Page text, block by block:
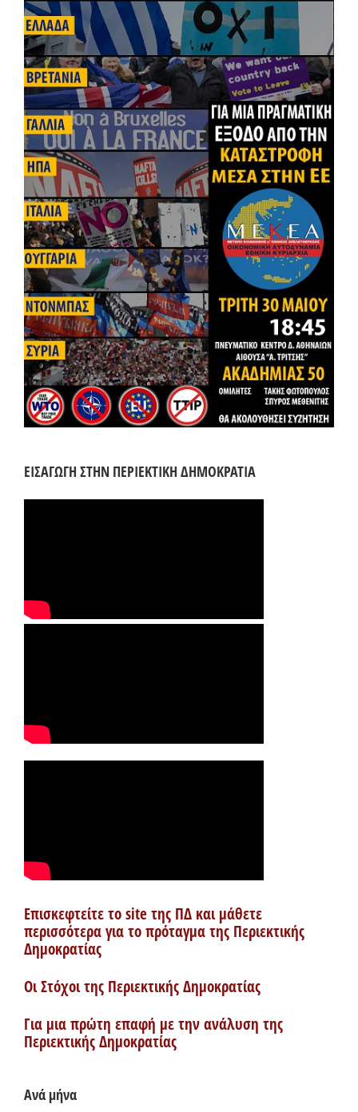
ΕΙΣΑΓΩΓΗ ΣΤΗΝ ΠΕΡΙΕΚΤΙΚΗ ΔΗΜΟΚΡΑΤΙΑ
Επισκεφτείτε το site της ΠΔ και μάθετε
περισσότερα για το πρόταγμα της Περιεκτικής
Δημοκρατίας
Οι Στόχοι της Περιεκτικής Δημοκρατίας
Για μια πρώτη επαφή με την ανάλυση της
Περιεκτικής Δημοκρατίας
Ανά μήνα